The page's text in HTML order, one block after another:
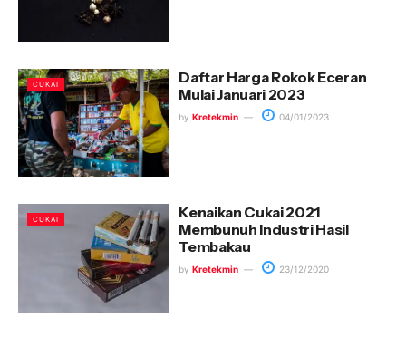
CUKAI
Daftar Harga Rokok Eceran
Mulai Januari 2023
by Kretekmin 04/01/2023
CUKAI
Kenaikan Cukai 2021
Membunuh Industri Hasil
Tembakau
by Kretekmin 23/12/2020